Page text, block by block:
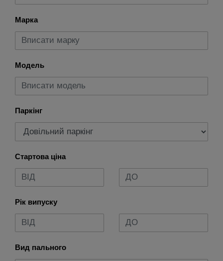
Марка
Модель
Паркінг
Стартова ціна
Рік випуску
Вид пального